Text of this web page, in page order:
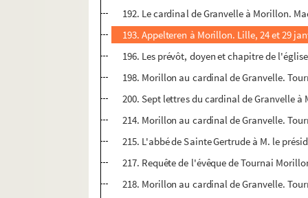
192. Le cardinal de Granvelle à Morillon.
193. Appelteren à Morillon. Lille, 24 et 29
196. Les prévôt, doyen et chapitre de
198. Morillon au cardinal de Granvelle.
200. Sept lettres du cardinal de Granvelle
214. Morillon au cardinal de Granvelle.
215. L'abbé de Sainte Gertrude à M. le
217. Requête de l'évêque de Tournai
218. Morillon au cardinal de Granvelle.